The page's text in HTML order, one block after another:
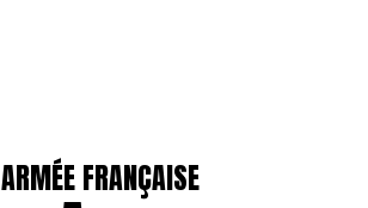
ARMÉE FRANÇAISE